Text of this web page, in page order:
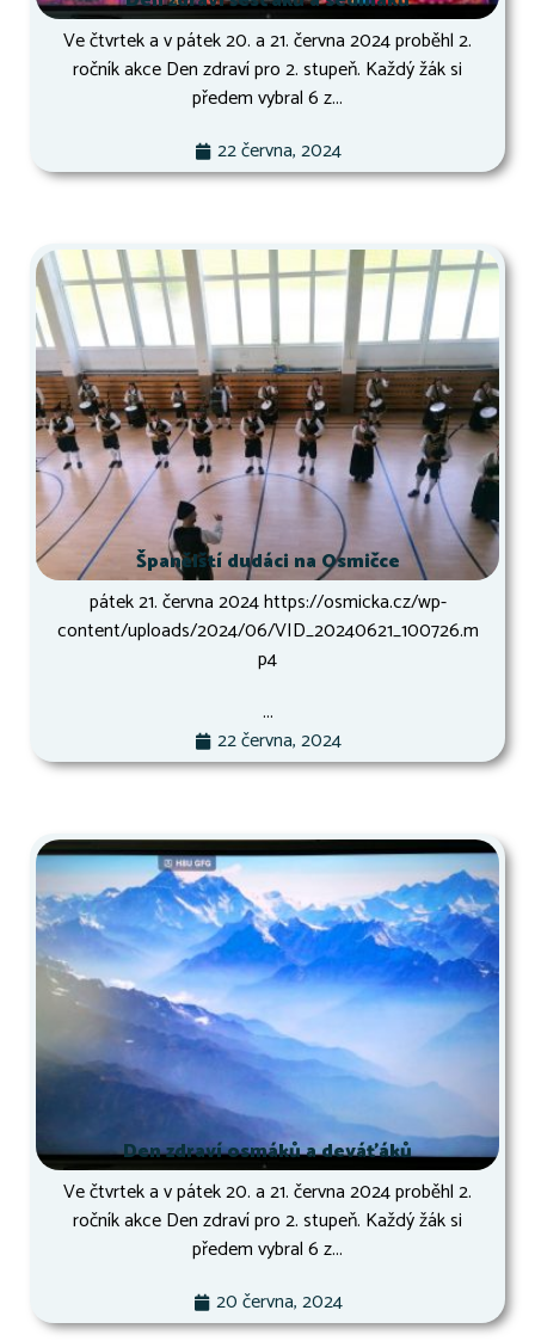
Ve čtvrtek a v pátek 20. a 21. června 2024 proběhl 2.
ročník akce Den zdraví pro 2. stupeň. Každý žák si
předem vybral 6 z...
22 června, 2024
Španělští dudáci na Osmičce
pátek 21. června 2024 https://osmicka.cz/wp-
content/uploads/2024/06/VID_20240621_100726.m
p4
...
22 června, 2024
Den zdraví osmáků a deváťáků
Ve čtvrtek a v pátek 20. a 21. června 2024 proběhl 2.
ročník akce Den zdraví pro 2. stupeň. Každý žák si
předem vybral 6 z...
20 června, 2024